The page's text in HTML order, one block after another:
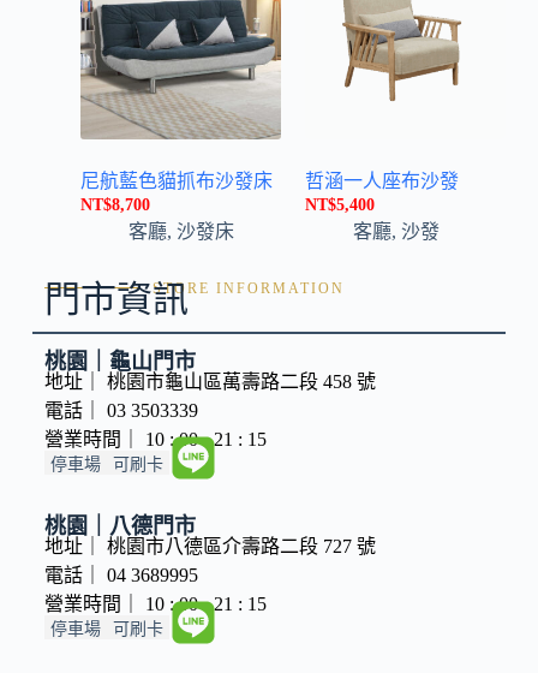
尼航藍色貓抓布沙發床
NT$8,700
客廳, 沙發床
哲涵一人座布沙發
NT$5,400
客廳, 沙發
STORE INFORMATION
門市資訊
桃園｜龜山門市
地址｜ 桃園市龜山區萬壽路二段 458 號
電話｜ 03 3503339
營業時間｜ 10 : 00 - 21 : 15
停車場 可刷卡
桃園｜八德門市
地址｜ 桃園市八德區介壽路二段 727 號
電話｜ 04 3689995
營業時間｜ 10 : 00 - 21 : 15
停車場 可刷卡